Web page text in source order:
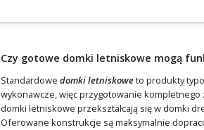
Czy gotowe domki letniskowe mogą
Standardowe domki letniskoweto produkty
wykonawcze, więc przygotowanie
domki letniskowe przekształcają się w domki
Oferowane konstrukcje są maksymalnie